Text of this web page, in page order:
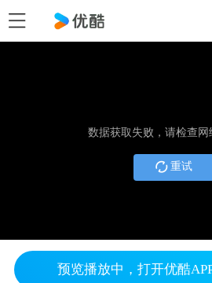
数据获取失败，请检查网
重试
预览播放中，打开优酷